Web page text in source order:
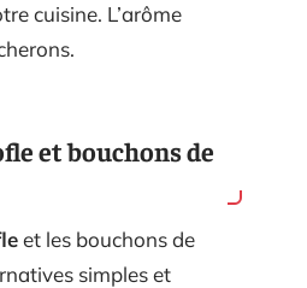
cuisine. L’arôme
et bouchons de
et les bouchons de
simples et